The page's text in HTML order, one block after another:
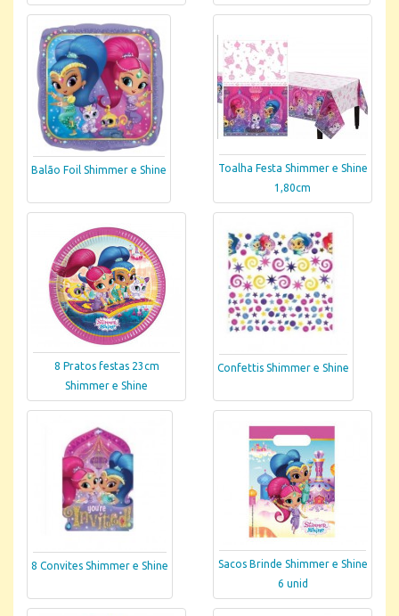
Balão Foil Shimmer e Shine
Toalha Festa Shimmer e Shine
1,80cm
8 Pratos festas 23cm
Shimmer e Shine
Confettis Shimmer e Shine
8 Convites Shimmer e Shine
Sacos Brinde Shimmer e Shine
6 unid